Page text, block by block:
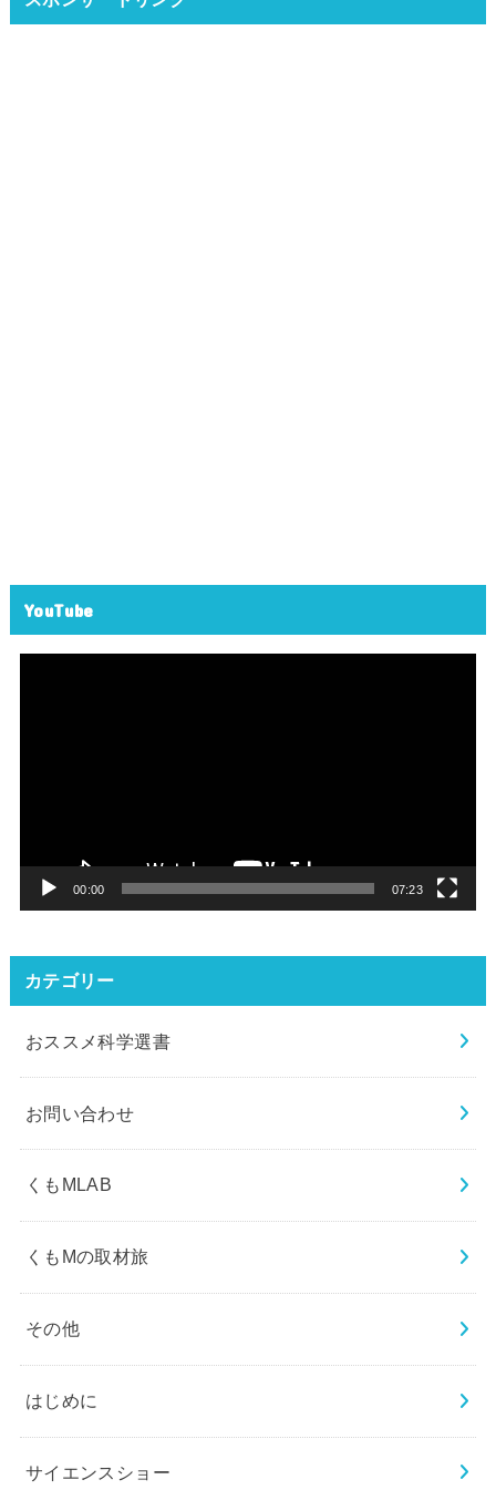
YouTube
00:00 07:23
カテゴリー
おススメ科学選書
お問い合わせ
くもMLAB
くもMの取材旅
その他
はじめに
サイエンスショー